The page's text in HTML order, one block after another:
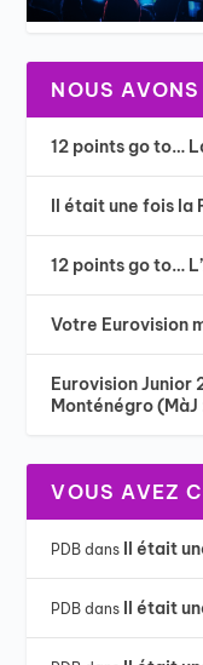
NOUS
12 points go to…
Il était une fois la
12 points go to…
Votre Eurovision
Eurovision Junior
Monténégro
VOUS AVEZ
PDB dans Il était
PDB dans Il était